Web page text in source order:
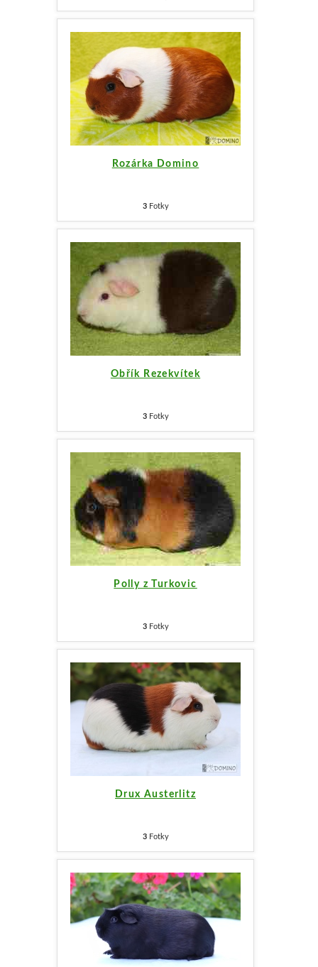
Rozárka Domino
3Fotky
Obřík Rezekvítek
3Fotky
Polly z Turkovic
3Fotky
Drux Austerlitz
3Fotky